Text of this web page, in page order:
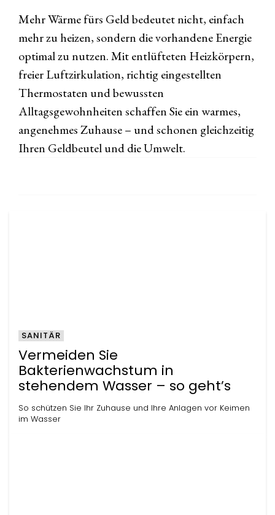
Mehr Wärme fürs Geld bedeutet nicht, einfach
mehr zu heizen, sondern die vorhandene Energie
optimal zu nutzen. Mit entlüfteten Heizkörpern,
freier Luftzirkulation, richtig eingestellten
Thermostaten und bewussten
Alltagsgewohnheiten schaffen Sie ein warmes,
angenehmes Zuhause – und schonen gleichzeitig
Ihren Geldbeutel und die Umwelt.
Vermeiden Sie
Bakterienwachstum in
stehendem Wasser – so geht’s
So schützen Sie Ihr Zuhause und Ihre Anlagen vor Keimen
im Wasser
SANITÄR